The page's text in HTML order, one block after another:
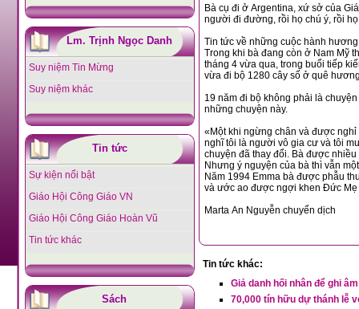
Lm. Trịnh Ngọc Danh
Suy niệm Tin Mừng
Suy niệm khác
Tin tức
Sự kiện nổi bật
Giáo Hội Công Giáo VN
Giáo Hội Công Giáo Hoàn Vũ
Tin tức khác
Sách
Bà cụ đi ở Argentina, xứ sở của
người đi đường, rồi họ chú ý, rồi
Tin tức về những cuộc hành
Trong khi bà đang còn ở Nam Mỹ
tháng 4 vừa qua, trong buổi tiếp
vừa đi bộ 1280 cây số ở quê
19 năm đi bộ không phải là
những chuyện này.
«Một khi ngừng chân và được
nghĩ tôi là người vô gia cư và tôi
chuyện đã thay đổi. Bà được
Nhưng ý nguyện của bà thì vẫn
Năm 1994 Emma bà được phẫu
và ước ao được ngợi khen Đức
Marta An Nguyễn chuyển dịch
Tin tức khác:
Giả danh hối nhân để ghi
70,000 tín hữu dự thánh lễ